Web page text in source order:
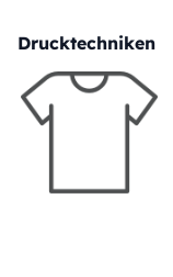
Drucktechniken